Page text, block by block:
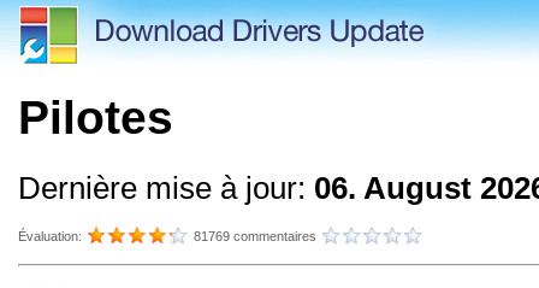
Pilotes
Dernière mise à jour: 06. August
Évaluation: 81769 commentaires